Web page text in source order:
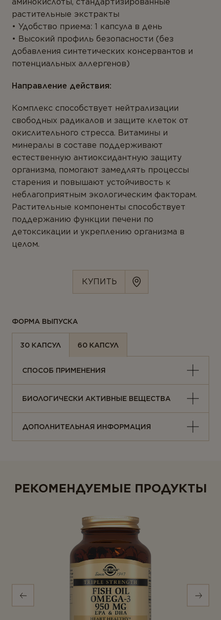
Антиоксиданты
Омега-3
Магний
Минералы
Пробиотики
Комплексы
Белок и аминокислоты
Коэнзим
Растения
Ферменты
Вегетарианство и веганство
ЛИНЕЙКИ ПРОДУКТОВ
Серия для детей
аминокислоты, стандартизированные
растительные экстракты
Удобство приема: 1 капсула в день
Высокий профиль безопасности (без
добавления синтетических консервантов и
потенциальных аллергенов)
Направление действия:
Комплекс способствует нейтрализации
свободных радикалов и защите клеток от
окислительного стресса. Витамины и
минералы в составе поддерживают
естественную антиоксидантную защиту
организма, помогают замедлять процессы
старения и повышают устойчивость к
неблагоприятным экологическим факторам.
Растительные компоненты способствует
поддержанию функции печени по
детоксикации и укреплению организма в
целом.
КУПИТЬ
ФОРМА ВЫПУСКА
30 КАПСУЛ 60 КАПСУЛ
СПОСОБ ПРИМЕНЕНИЯ
БИОЛОГИЧЕСКИ АКТИВНЫЕ ВЕЩЕСТВА
ДОПОЛНИТЕЛЬНАЯ ИНФОРМАЦИЯ
РЕКОМЕНДУЕМЫЕ ПРОДУКТЫ
ПРЕДСТАВЬТЕСЬ *
E-MAIL *
Вы соглашаетесь с
Политикой
конфиденциальностии даете согласие на
сбор и обработку персональных данных.
ОТПРАВИТЬ ОТЗЫВ